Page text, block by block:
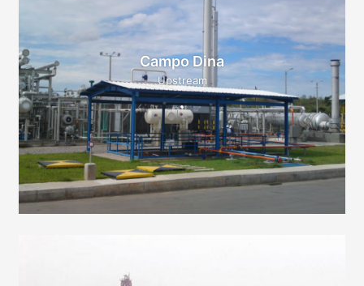
Campo Dina
Upstream